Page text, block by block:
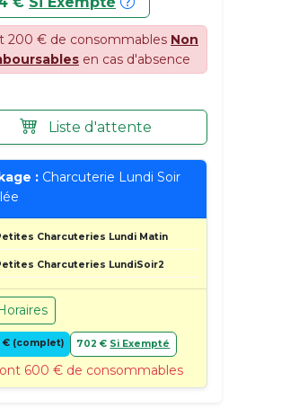
200 € de consommables Non
en cas d'absence
Liste d'attente
: Charcuterie Lundi Soir
Charcuteries Lundi Matin
Charcuteries LundiSoir2
€ (complet) 702 € Si Exempté
600 € de consommables